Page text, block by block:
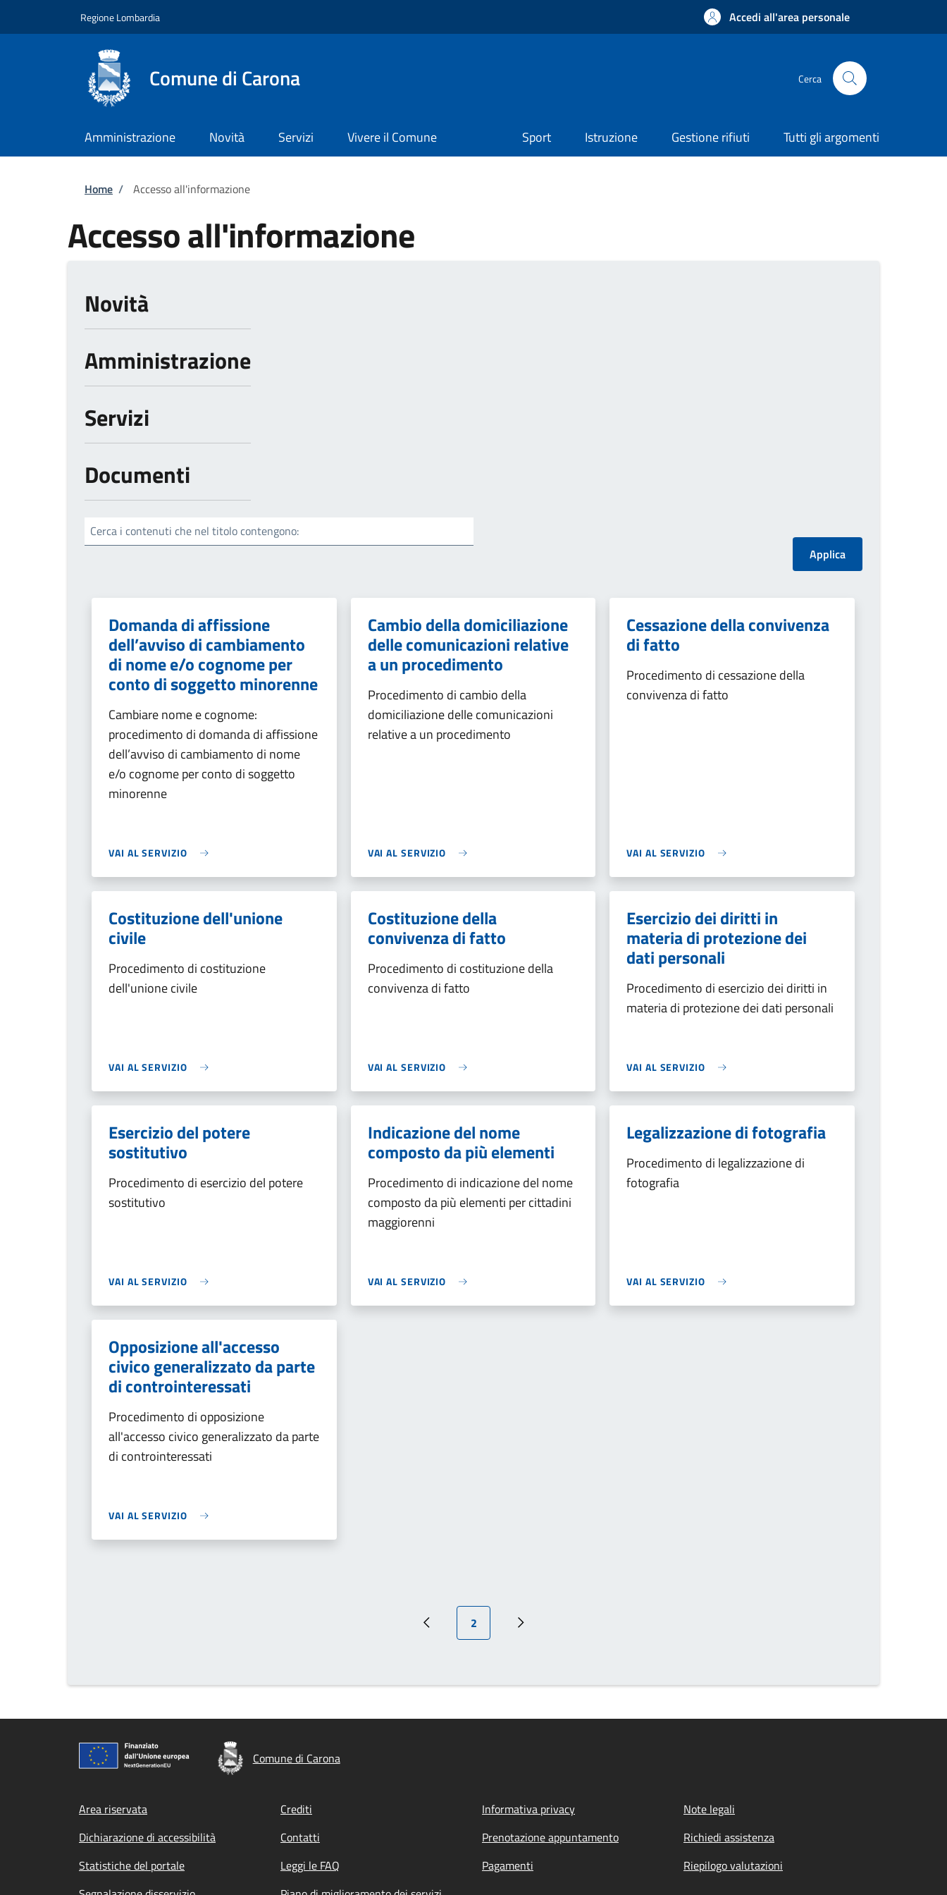
Regione Lombardia Accedi all'area personale
Comune di Carona Cerca
Amministrazione Novità Servizi Vivere il Comune Sport Istruzione Gestione rifiuti Tutti gli argomenti
Briciole di pane
Home / Accesso all'informazione
Accesso all'informazione
Novità
Amministrazione
Servizi
Documenti
Cerca i contenuti che nel titolo contengono:
Domanda di affissione
dell’avviso di cambiamento
di nome e/o cognome per
conto di soggetto minorenne
Cambiare nome e cognome:
procedimento di domanda di affissione
dell’avviso di cambiamento di nome
e/o cognome per conto di soggetto
minorenne
VAI AL SERVIZIO
Cambio della domiciliazione
delle comunicazioni relative
a un procedimento
Procedimento di cambio della
domiciliazione delle comunicazioni
relative a un procedimento
VAI AL SERVIZIO
Cessazione della convivenza
di fatto
Procedimento di cessazione della
convivenza di fatto
VAI AL SERVIZIO
Costituzione dell'unione
civile
Procedimento di costituzione
dell'unione civile
VAI AL SERVIZIO
Costituzione della
convivenza di fatto
Procedimento di costituzione della
convivenza di fatto
VAI AL SERVIZIO
Esercizio dei diritti in
materia di protezione dei
dati personali
Procedimento di esercizio dei diritti in
materia di protezione dei dati personali
VAI AL SERVIZIO
Esercizio del potere
sostitutivo
Procedimento di esercizio del potere
sostitutivo
VAI AL SERVIZIO
Indicazione del nome
composto da più elementi
Procedimento di indicazione del nome
composto da più elementi per cittadini
maggiorenni
VAI AL SERVIZIO
Legalizzazione di fotografia
Procedimento di legalizzazione di
fotografia
VAI AL SERVIZIO
Opposizione all'accesso
civico generalizzato da parte
di controinteressati
Procedimento di opposizione
all'accesso civico generalizzato da parte
di controinteressati
VAI AL SERVIZIO
Pagina precedente
Pagina attuale
2
Pagina successiva
Comune di Carona
Footer menu
Area riservata Crediti Informativa privacy
Note legali
Dichiarazione di accessibilità
Contatti Prenotazione appuntamento
Richiedi assistenza
Statistiche del portale
Leggi le FAQ Pagamenti
Riepilogo valutazioni